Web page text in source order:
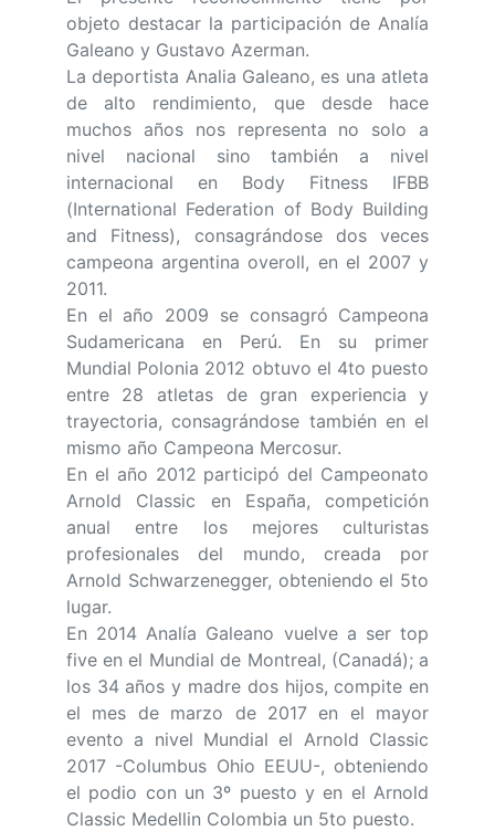
objeto destacar la participación de Analía
Galeano y Gustavo Azerman.
La deportista Analia Galeano, es una atleta
de alto rendimiento, que desde hace
muchos años nos representa no solo a
nivel nacional sino también a nivel
internacional en Body Fitness IFBB
(International Federation of Body Building
and Fitness), consagrándose dos veces
campeona argentina overoll, en el 2007 y
2011.
En el año 2009 se consagró Campeona
Sudamericana en Perú. En su primer
Mundial Polonia 2012 obtuvo el 4to puesto
entre 28 atletas de gran experiencia y
trayectoria, consagrándose también en el
mismo año Campeona Mercosur.
En el año 2012 participó del Campeonato
Arnold Classic en España, competición
anual entre los mejores culturistas
profesionales del mundo, creada por
Arnold Schwarzenegger, obteniendo el 5to
lugar.
En 2014 Analía Galeano vuelve a ser top
five en el Mundial de Montreal, (Canadá); a
los 34 años y madre dos hijos, compite en
el mes de marzo de 2017 en el mayor
evento a nivel Mundial el Arnold Classic
2017 -Columbus Ohio EEUU-, obteniendo
el podio con un 3º puesto y en el Arnold
Classic Medellin Colombia un 5to puesto.